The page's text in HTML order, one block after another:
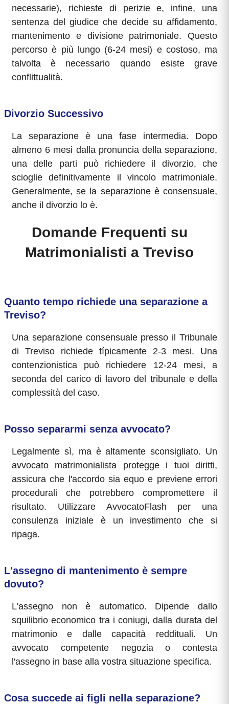
necessarie), richieste di perizie e, infine, una
sentenza del giudice che decide su affidamento,
mantenimento e divisione patrimoniale. Questo
percorso è più lungo (6-24 mesi) e costoso, ma
talvolta è necessario quando esiste grave
conflittualità.
Divorzio Successivo
La separazione è una fase intermedia. Dopo
almeno 6 mesi dalla pronuncia della separazione,
una delle parti può richiedere il divorzio, che
scioglie definitivamente il vincolo matrimoniale.
Generalmente, se la separazione è consensuale,
anche il divorzio lo è.
Domande Frequenti su
Matrimonialisti a Treviso
Quanto tempo richiede una separazione a
Treviso?
Una separazione consensuale presso il Tribunale
di Treviso richiede típicamente 2-3 mesi. Una
contenzionistica può richiedere 12-24 mesi, a
seconda del carico di lavoro del tribunale e della
complessità del caso.
Posso separarmi senza avvocato?
Legalmente sì, ma è altamente sconsigliato. Un
avvocato matrimonialista protegge i tuoi diritti,
assicura che l'accordo sia equo e previene errori
procedurali che potrebbero compromettere il
risultato. Utilizzare AvvocatoFlash per una
consulenza iniziale è un investimento che si
ripaga.
L'assegno di mantenimento è sempre
dovuto?
L'assegno non è automatico. Dipende dallo
squilibrio economico tra i coniugi, dalla durata del
matrimonio e dalle capacità reddituali. Un
avvocato competente negozia o contesta
l'assegno in base alla vostra situazione specifica.
Cosa succede ai figli nella separazione?